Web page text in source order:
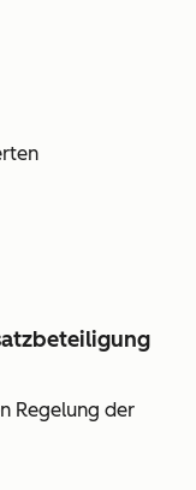
Regelung der